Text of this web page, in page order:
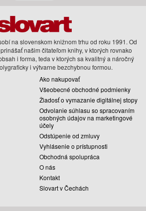
na slovenskom knižnom trhu od roku 1991. Od
našim čitateľom knihy, v ktorých rovnako
i forma, teda v ktorých sa kvalitný a náročný
i výtvarne bezchybnou formou.
Ako nakupovať
Všeobecné obchodné podmienky
Žiadosť o vymazanie digitálnej stopy
Odvolanie súhlasu so spracovaním
osobných údajov na marketingové
účely
Odstúpenie od zmluvy
Vyhlásenie o prístupnosti
Obchodná spolupráca
O nás
Kontakt
Slovart v Čechách